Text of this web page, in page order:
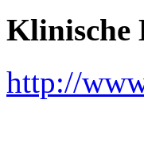
Klinische
http://